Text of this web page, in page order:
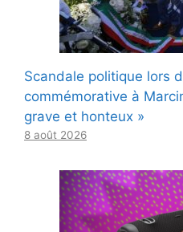
Scandale politique lors
commémorative à
grave et honteux »
8 août 2026